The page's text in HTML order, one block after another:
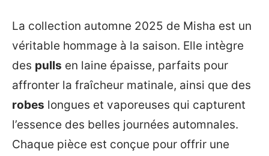
La collection automne 2025 de Misha est un
véritable hommage à la saison. Elle intègre
des pulls en laine épaisse, parfaits pour
affronter la fraîcheur matinale, ainsi que des
robes longues et vaporeuses qui capturent
l’essence des belles journées automnales.
Chaque pièce est conçue pour offrir une